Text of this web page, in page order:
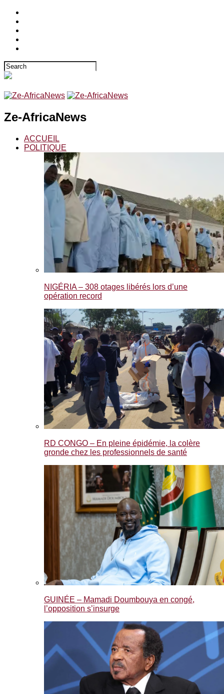
Ze-AfricaNews
ACCUEIL
POLITIQUE
NIGÉRIA – 308 otages libérés lors d’une
opération record
RD CONGO – En pleine épidémie, la colère
gronde chez les professionnels de santé
GUINÉE – Mamadi Doumbouya en congé,
l’opposition s’insurge